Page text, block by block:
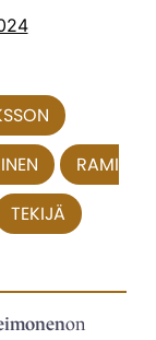
RAMI
TEKIJÄ
on